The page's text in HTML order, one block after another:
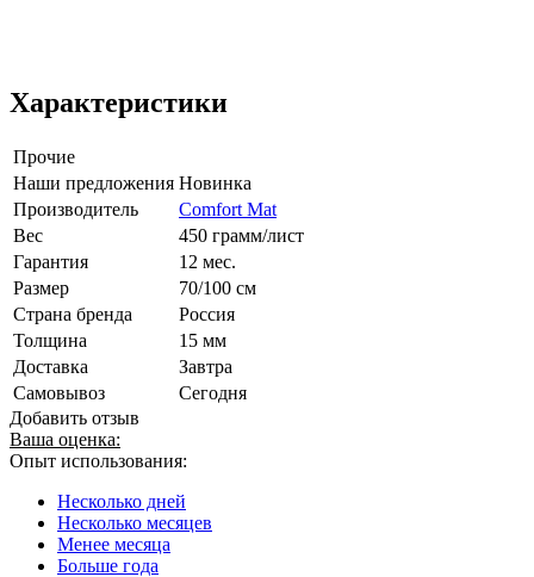
Характеристики
Прочие
Наши предложения Новинка
Производитель
Comfort Mat
Вес
450 грамм/лист
Гарантия
12 мес.
Размер
70/100 см
Страна бренда
Россия
Толщина
15 мм
Доставка
Завтра
Самовывоз
Сегодня
Добавить отзыв
Ваша оценка:
Опыт использования:
Несколько дней
Несколько месяцев
Менее месяца
Больше года